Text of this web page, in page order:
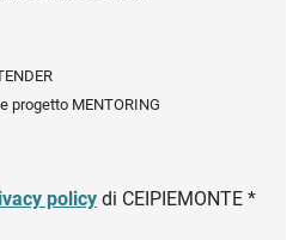
progetto MENTORING
policy di CEIPIEMONTE *